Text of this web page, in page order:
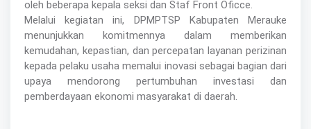
oleh beberapa kepala seksi dan Staf Front Oficce.
Melalui kegiatan ini, DPMPTSP Kabupaten Merauke
menunjukkan komitmennya dalam memberikan
kemudahan, kepastian, dan percepatan layanan perizinan
kepada pelaku usaha memalui inovasi sebagai bagian dari
upaya mendorong pertumbuhan investasi dan
pemberdayaan ekonomi masyarakat di daerah.